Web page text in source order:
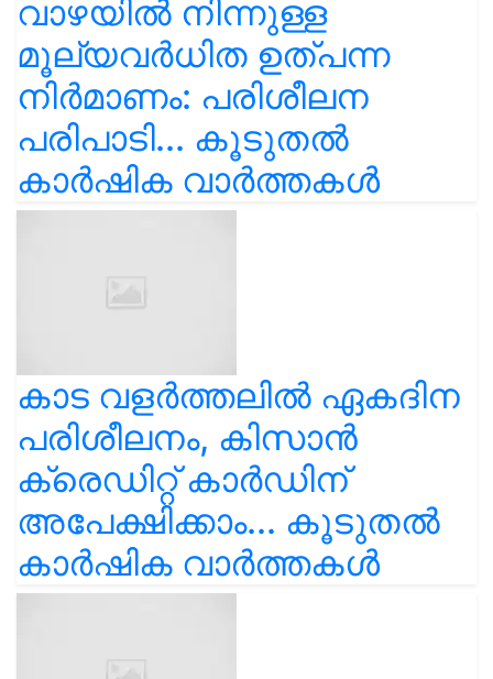
വാഴയിൽ നിന്നുള്ള
മൂല്യവർധിത ഉത്പന്ന
നിർമാണം: പരിശീലന
പരിപാടി... കൂടുതൽ
കാർഷിക വാർത്തകൾ
കാട വളര്‍ത്തലിൽ ഏകദിന
പരിശീലനം, കിസാൻ
ക്രെഡിറ്റ് കാർഡിന്
അപേക്ഷിക്കാം... കൂടുതൽ
കാർഷിക വാർത്തകൾ